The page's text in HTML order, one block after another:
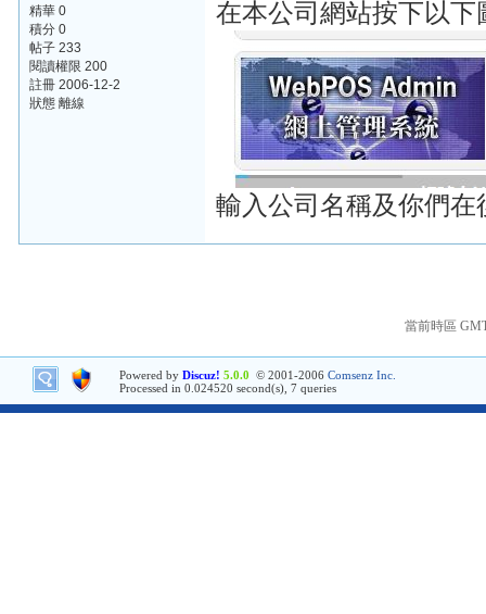
精華 0
積分 0
帖子 233
閱讀權限 200
註冊 2006-12-2
狀態 離線
在本公司網站按下以下
輸入公司名稱及你們
當前時區
Powered by Discuz! 5.0.0 © 2001-2006 Comsenz Inc.
Processed in 0.024520 second(s), 7 queries